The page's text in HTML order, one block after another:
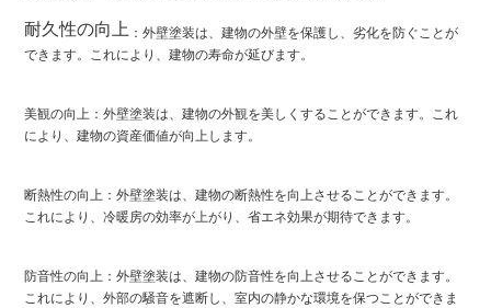
耐久性の向上 ：外壁塗装は、建物の外壁を保護し、劣化を防ぐことが
できます。これにより、建物の寿命が延びます。
美観の向上：外壁塗装は、建物の外観を美しくすることができます。これ
により、建物の資産価値が向上します。
断熱性の向上：外壁塗装は、建物の断熱性を向上させることができます。
これにより、冷暖房の効率が上がり、省エネ効果が期待できます。
防音性の向上：外壁塗装は、建物の防音性を向上させることができます。
これにより、外部の騒音を遮断し、室内の静かな環境を保つことができま